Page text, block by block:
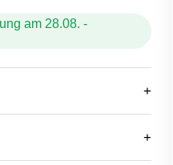
am 28.08. -